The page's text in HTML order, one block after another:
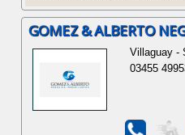
GOMEZ & ALBERTO
Villaguay -
03455